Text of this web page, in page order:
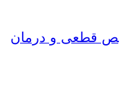
قطعی و درمان